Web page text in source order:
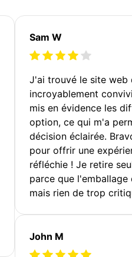
Sam W
J'ai trouvé le site
incroyablement
mis en évidence les
option, ce qui m'a
décision éclairée.
pour offrir une
réfléchie ! Je retire
parce que l'emballage
mais rien de trop
John M